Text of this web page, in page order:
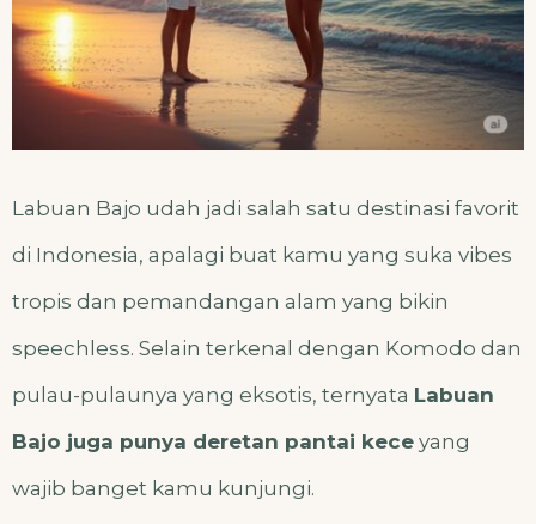
Labuan Bajo udah jadi salah satu destinasi favorit
di Indonesia, apalagi buat kamu yang suka vibes
tropis dan pemandangan alam yang bikin
speechless. Selain terkenal dengan Komodo dan
pulau-pulaunya yang eksotis, ternyata Labuan
Bajo juga punya deretan pantai kece yang
wajib banget kamu kunjungi.